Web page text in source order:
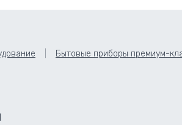
Бытовые приборы премиум-